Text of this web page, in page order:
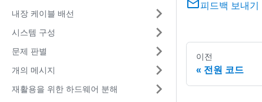
내장 케이블 배선
시스템 구성
문제 판별
개의 메시지
재활용을 위한 하드웨어 분해
피드백 보내기
이전
전원 코드